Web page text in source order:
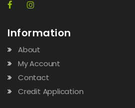
Information
About
My Account
Contact
Credit Application